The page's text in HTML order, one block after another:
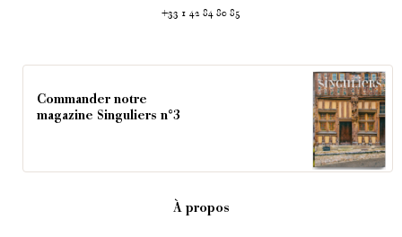
+33 1 42 84 80 85
Commander notre
magazine Singuliers n°3
À propos